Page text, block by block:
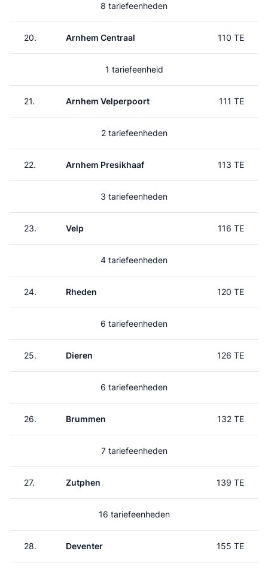
8 tariefeenheden
20. Arnhem Centraal 110 TE
1 tariefeenheid
21. Arnhem Velperpoort 111 TE
2 tariefeenheden
22. Arnhem Presikhaaf 113 TE
3 tariefeenheden
23. Velp 116 TE
4 tariefeenheden
24. Rheden 120 TE
6 tariefeenheden
25. Dieren 126 TE
6 tariefeenheden
26. Brummen 132 TE
7 tariefeenheden
27. Zutphen 139 TE
16 tariefeenheden
28. Deventer 155 TE